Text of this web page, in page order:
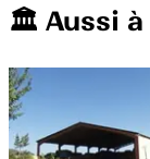
🏛️️ Aussi à